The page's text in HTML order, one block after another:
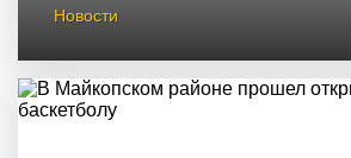
Новости